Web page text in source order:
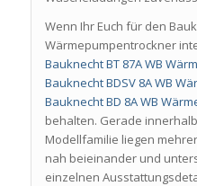
Wenn Ihr Euch für den
Wärmepumpentrockner
Bauknecht BT 87A WB
Bauknecht BDSV 8A WB
Bauknecht BD 8A WB
behalten. Gerade
Modellfamilie liegen
nah beieinander und
einzelnen